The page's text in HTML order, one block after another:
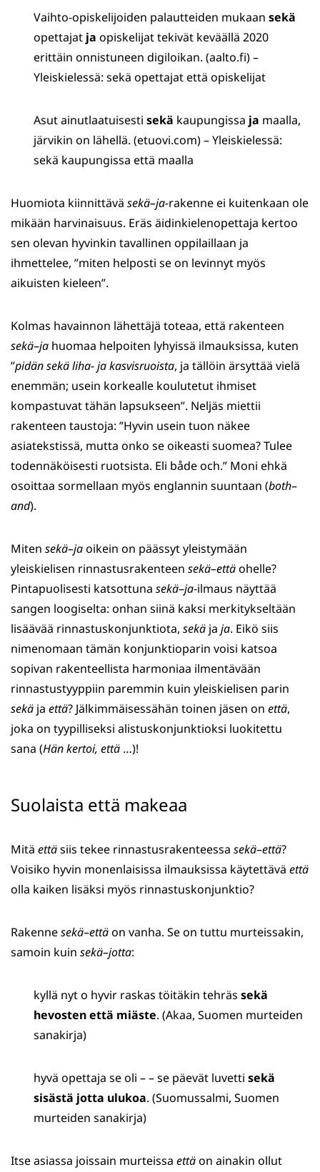
Vaihto-opiskelijoiden palautteiden mukaan sekä
opettajat ja opiskelijat tekivät keväällä 2020
erittäin onnistuneen digiloikan. (aalto.fi) –
Yleiskielessä: sekä opettajat että opiskelijat
Asut ainutlaatuisesti sekä kaupungissa ja maalla,
järvikin on lähellä. (etuovi.com) – Yleiskielessä:
sekä kaupungissa että maalla
Huomiota kiinnittävä sekä–ja-rakenne ei kuitenkaan ole
mikään harvinaisuus. Eräs äidinkielenopettaja kertoo
sen olevan hyvinkin tavallinen oppilaillaan ja
ihmettelee, ”miten helposti se on levinnyt myös
aikuisten kieleen”.
Kolmas havainnon lähettäjä toteaa, että rakenteen
sekä–ja huomaa helpoiten lyhyissä ilmauksissa, kuten
”pidän sekä liha- ja kasvisruoista, ja tällöin ärsyttää vielä
enemmän; usein korkealle koulutetut ihmiset
kompastuvat tähän lapsukseen”. Neljäs miettii
rakenteen taustoja: ”Hyvin usein tuon näkee
asiatekstissä, mutta onko se oikeasti suomea? Tulee
todennäköisesti ruotsista. Eli både och.” Moni ehkä
osoittaa sormellaan myös englannin suuntaan (both–
and).
Miten sekä–jaoikein on päässyt yleistymään
yleiskielisen rinnastusrakenteen sekä–ettäohelle?
Pintapuolisesti katsottuna sekä–ja-ilmaus näyttää
sangen loogiselta: onhan siinä kaksi merkitykseltään
lisäävää rinnastuskonjunktiota, sekä ja ja. Eikö siis
nimenomaan tämän konjunktioparin voisi katsoa
sopivan rakenteellista harmoniaa ilmentävään
rinnastustyyppiin paremmin kuin yleiskielisen parin
sekä ja että? Jälkimmäisessähän toinen jäsen on että,
joka on tyypilliseksi alistuskonjunktioksi luokitettu
sana (Hän kertoi, että …)!
Suolaista että makeaa
Mitä ettäsiis tekee rinnastusrakenteessa sekä–että?
Voisiko hyvin monenlaisissa ilmauksissa käytettävä että
olla kaiken lisäksi myös rinnastuskonjunktio?
Rakennesekä–ettäon vanha. Se on tuttu murteissakin,
samoin kuin sekä–jotta:
kyllä nyt o hyvir raskas töitäkin tehräs sekä
hevosten että miäste. (Akaa, Suomen murteiden
sanakirja)
hyvä opettaja se oli – – se päevät luvetti sekä
sisästä jotta ulukoa. (Suomussalmi, Suomen
murteiden sanakirja)
Itse asiassa joissain murteissa ettäon ainakin ollut